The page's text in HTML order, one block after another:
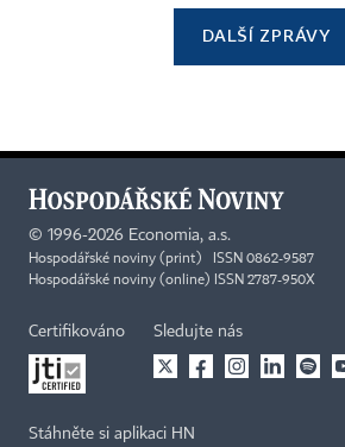
DALŠÍ ZPRÁVY
© 1996-2026 Economia, a.s.
Hospodářské noviny (print) ISSN 0862-9587
Hospodářské noviny (online) ISSN 2787-950X
Certifikováno Sledujte nás
Stáhněte si aplikaci HN